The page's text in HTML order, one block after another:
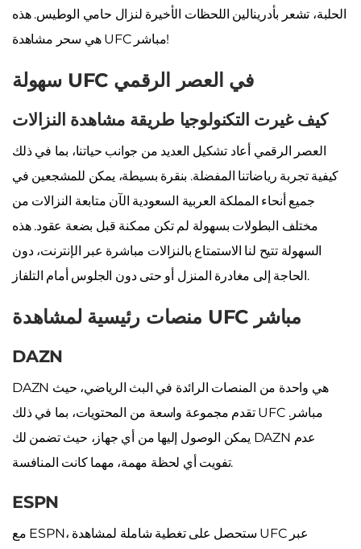
الحلبة، تشعر بأدرينالين اللحظات الأخيرة لنزال حامي الوطيس. هذه
هي سحر مشاهدة UFC مباشر!
سهولة UFC في العصر الرقمي
كيف غيرت التكنولوجيا طريقة مشاهدة النزالات
العصر الرقمي أعاد تشكيل العديد من جوانب حياتنا، بما في ذلك
كيفية تجربة رياضاتنا المفضلة. بنقرة بسيطة، يمكن للمشجعين في
جميع أنحاء المملكة العربية السعودية الآن متابعة النزالات من
مختلف البطولات بسهولة لم تكن ممكنة قبل بضعة عقود. هذه
السهولة تتيح لنا الاستمتاع بالنزالات مباشرة عبر الإنترنت، دون
الحاجة إلى مغادرة المنزل أو حتى دون الجلوس أمام التلفاز.
منصات رئيسية لمشاهدة UFC مباشر
DAZN
DAZN هي واحدة من المنصات الرائدة في البث الرياضي، حيث
تقدم مجموعة واسعة من المحتويات، بما في ذلك UFC مباشر.
يمكن الوصول إليها من أي جهاز، حيث تضمن لك DAZN عدم
تفويت أي لحظة مهمة، مهما كانت المنافسة.
ESPN
مع ESPN، ستحصل على تغطية شاملة لمشاهدة UFC عبر